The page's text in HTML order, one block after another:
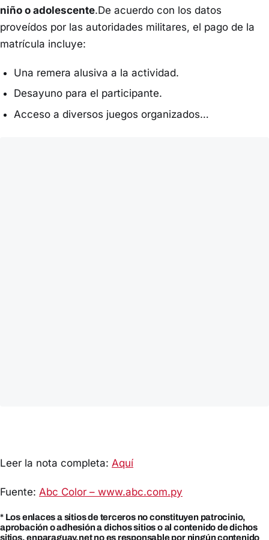
niño o adolescente.De acuerdo con los datos
proveídos por las autoridades militares, el pago de la
matrícula incluye:
Una remera alusiva a la actividad.
Desayuno para el participante.
Acceso a diversos juegos organizados…
Leer la nota completa: Aquí
Fuente: Abc Color – www.abc.com.py
* Los enlaces a sitios de terceros no constituyen patrocinio,
aprobación o adhesión a dichos sitios o al contenido de dichos
sitios. enparaguay.net no es responsable por ningún contenido